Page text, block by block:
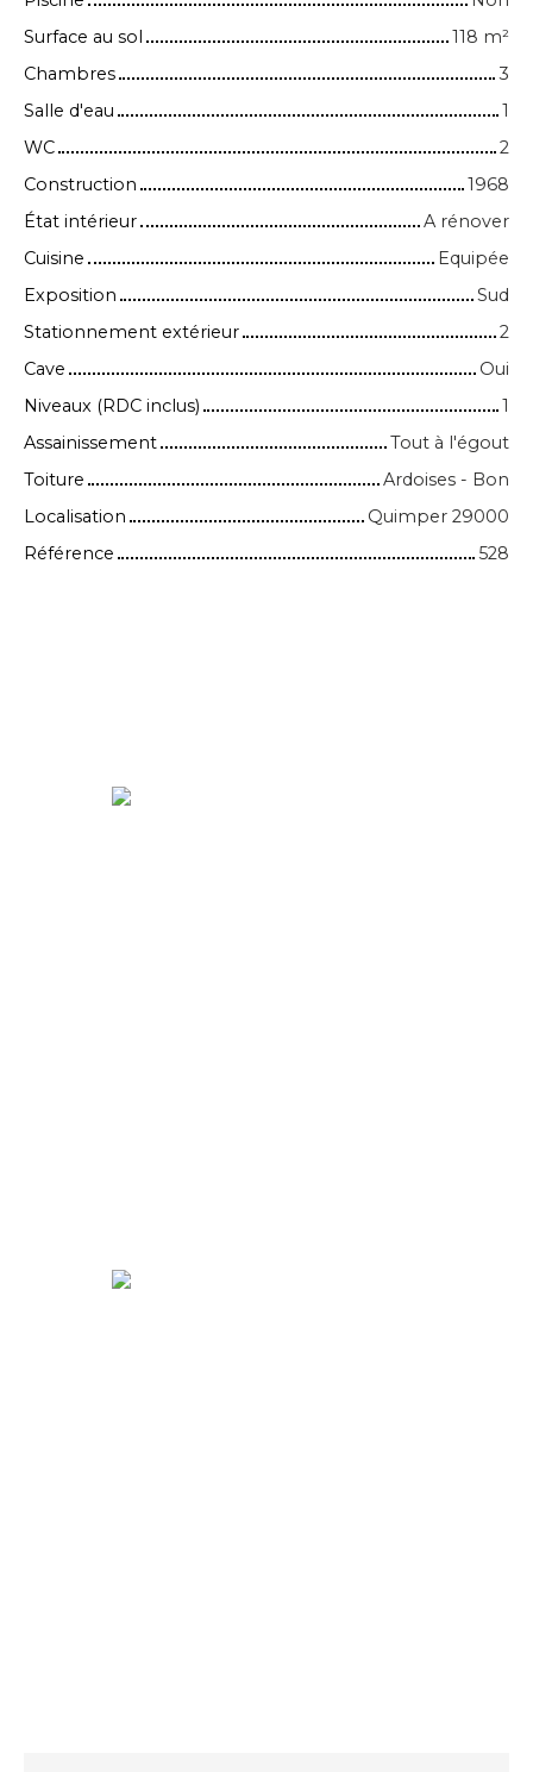
Surface au sol
118 m²
Chambres
3
Salle d'eau
1
WC
2
Construction
1968
État intérieur
A rénover
Cuisine
Equipée
Exposition
Sud
Stationnement extérieur
2
Cave
Oui
Niveaux (RDC inclus)
1
Assainissement
Tout à l'égout
Toiture
Ardoises - Bon
Localisation
Quimper 29000
Référence
528